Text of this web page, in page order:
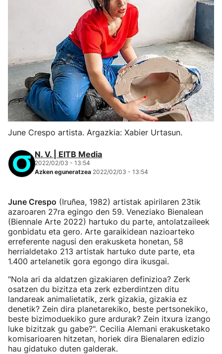
June Crespo artista. Argazkia: Xabier Urtasun.
N. V. | EITB Media
2022/02/03 - 13:54
Azken eguneratzea 2022/02/03 - 13:54
June Crespo (Iruñea, 1982) artistak apirilaren 23tik
azaroaren 27ra egingo den 59. Veneziako Bienalean
(Biennale Arte 2022) hartuko du parte, antolatzaileek
gonbidatu eta gero. Arte garaikidean nazioarteko
erreferente nagusi den erakusketa honetan, 58
herrialdetako 213 artistak hartuko dute parte, eta
1.400 artelanetik gora egongo dira ikusgai.
"Nola ari da aldatzen gizakiaren definizioa? Zerk
osatzen du bizitza eta zerk ezberdintzen ditu
landareak animalietatik, zerk gizakia, gizakia ez
denetik? Zein dira planetarekiko, beste pertsonekiko,
beste bizimoduekiko gure ardurak? Zein itxura izango
luke bizitzak gu gabe?". Cecilia Alemani erakusketako
komisarioaren hitzetan, horiek dira Bienalaren edizio
hau gidatuko duten galderak.